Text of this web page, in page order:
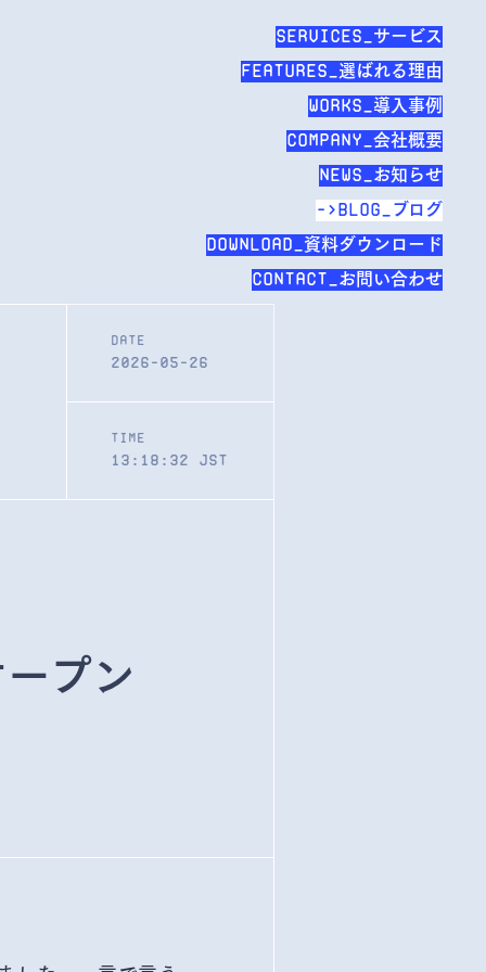
SERVICES_サービス
FEATURES_選ばれる理由
WORKS_導入事例
COMPANY_会社概要
NEWS_お知らせ
BLOG_ブログ
DOWNLOAD_資料ダウンロード
Contact_お問い合わせ
Date
2026-05-26
Time
13:18:32 JST
プン